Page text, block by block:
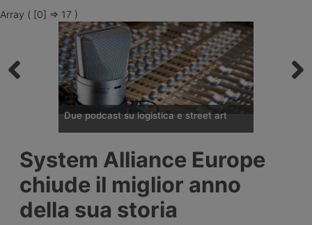
Array ( [0] => 17 )
Due podcast su logistica e street art
“Artivism” fanno parte del progetto “Una
nuova era della logistica”, promosso con
Confindustria Assoimmobiliare e
Assologistica: la prima ripercorre
l’evoluzione del settore nella storia, la
seconda racconta la street art nei parchi
System Alliance Europe
chiude il miglior anno
della sua storia